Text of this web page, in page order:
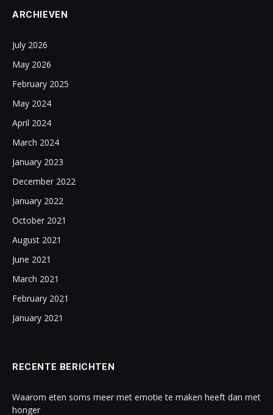
ARCHIEVEN
July 2026
May 2026
February 2025
May 2024
April 2024
March 2024
January 2023
December 2022
January 2022
October 2021
August 2021
June 2021
March 2021
February 2021
January 2021
RECENTE BERICHTEN
Waarom eten soms meer met emotie te maken heeft dan met
honger